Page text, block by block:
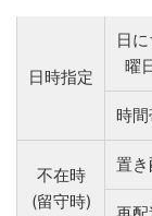
日時指定
日に
曜
時
不在時
(留守時)
置